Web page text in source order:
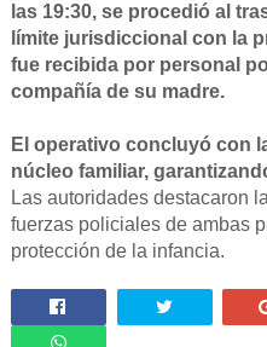
las 19:30, se procedió al
límite jurisdiccional con la
fue recibida por personal
compañía de su madre.
El operativo concluyó con
núcleo familiar,
Las autoridades destacaron
fuerzas policiales de ambas
protección de la infancia.